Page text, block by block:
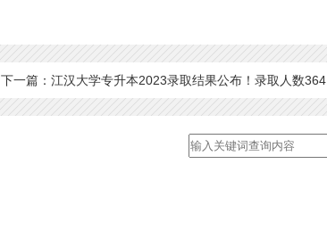
下一篇：江汉大学专升本2023录取结果公布！录取人数364